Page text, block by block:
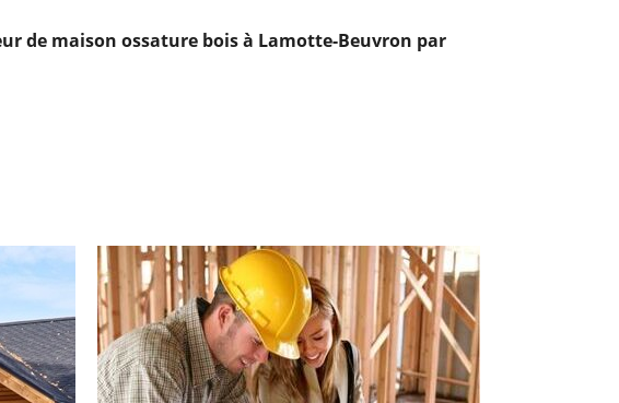
de maison ossature bois à Lamotte-Beuvron par